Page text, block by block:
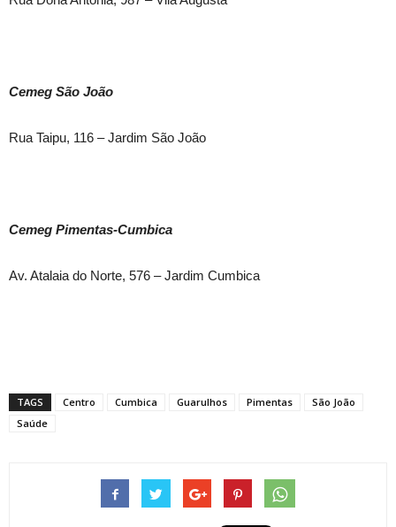
Cemeg São João
Rua Taipu, 116 – Jardim São João
Cemeg Pimentas-Cumbica
Av. Atalaia do Norte, 576 – Jardim Cumbica
TAGS Centro Cumbica Guarulhos Pimentas
São João
Saúde